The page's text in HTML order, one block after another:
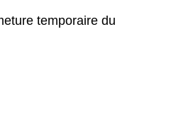
temporaire du